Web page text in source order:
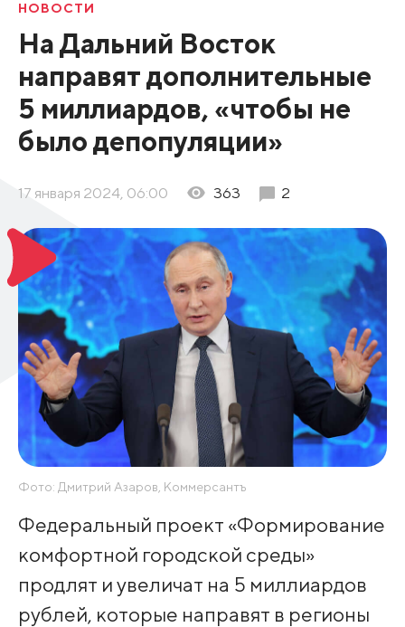
НОВОСТИ
На Дальний Восток
направят дополнительные
5 миллиардов, «чтобы не
было депопуляции»
17 января 2024, 06:00 363 2
Фото: Дмитрий Азаров, Коммерсантъ
Федеральный проект «Формирование
комфортной городской среды»
продлят и увеличат на 5 миллиардов
рублей, которые направят в регионы